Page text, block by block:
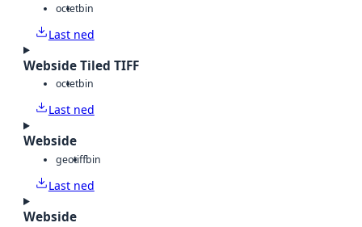
octetbin
Last ned
Webside Tiled TIFF
octetbin
Last ned
Webside
geotiffbin
Last ned
Webside